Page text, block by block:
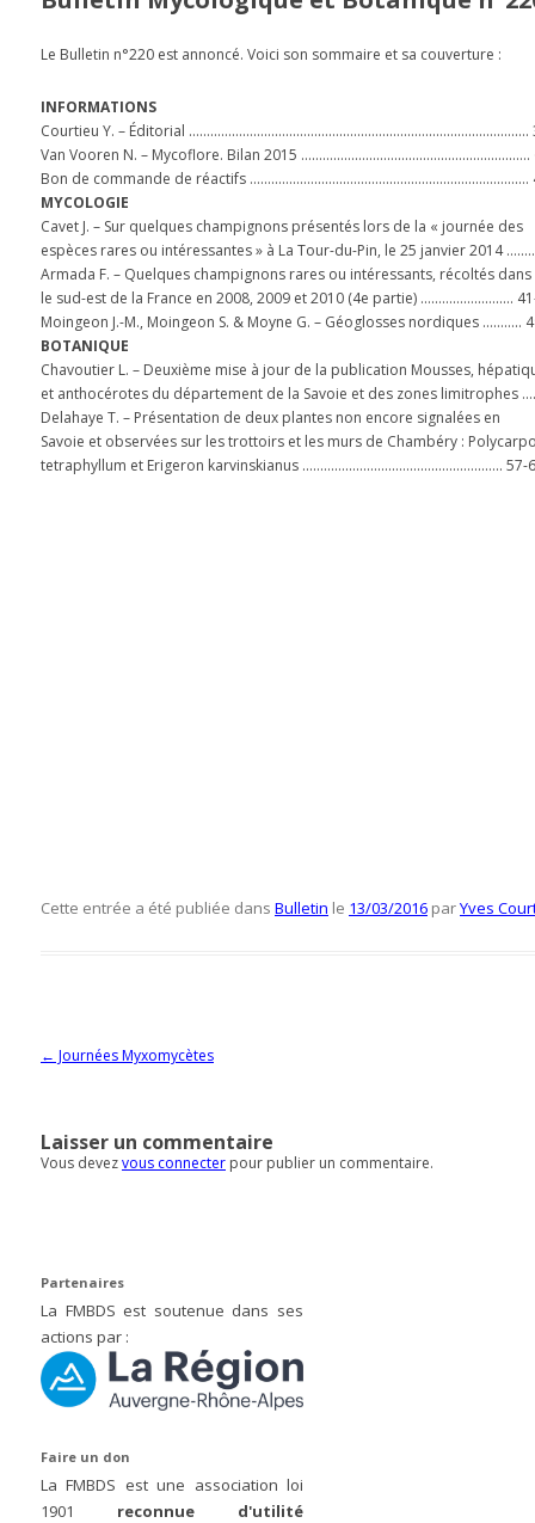
Le Bulletin n°220 est annoncé. Voici son sommaire et sa couverture :
INFORMATIONS
Courtieu Y. – Éditorial …………………………………………………………………………………..
Van Vooren N. – Mycoflore. Bilan 2015 ……………………………………………………….
Bon de commande de réactifs ……………………………………………………………………
MYCOLOGIE
Cavet J. – Sur quelques champignons présentés lors de la « journée des
espèces rares ou intéressantes » à La Tour-du-Pin, le 25 janvier 2014
Armada F. – Quelques champignons rares ou intéressants, récoltés dans
le sud-est de la France en 2008, 2009 et 2010 (4e partie) ……………………..
Moingeon J.-M., Moingeon S. & Moyne G. – Géoglosses nordiques ………..
BOTANIQUE
Chavoutier L. – Deuxième mise à jour de la publication Mousses,
et anthocérotes du département de la Savoie et des zones limitrophes
Delahaye T. – Présentation de deux plantes non encore signalées en
Savoie et observées sur les trottoirs et les murs de Chambéry :
tetraphyllum et Erigeron karvinskianus ……………………………………………….. 57-
Cette entrée a été publiée dans Bulletin le 13/03/2016 parYves
Navigation des articles
← Journées Myxomycètes
Laisser un commentaire
Vous devezvous connecter pour publier un commentaire.
Partenaires
La FMBDS est soutenue dans ses
actions par :
Faire un don
La FMBDS est une association loi
1901 reconnue d'utilité